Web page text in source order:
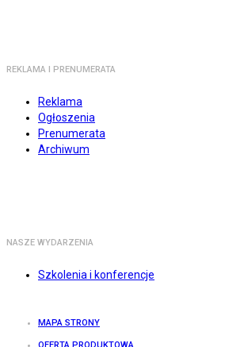
REKLAMA I PRENUMERATA
Reklama
Ogłoszenia
Prenumerata
Archiwum
NASZE WYDARZENIA
Szkolenia i konferencje
MAPA STRONY